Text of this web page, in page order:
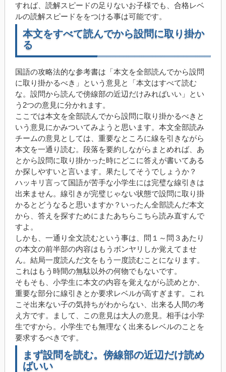
すれば、読解スピードの足りないお子様でも、合格レベ
ルの読解スピードををつける事は可能です。
本文をすべて読んでから設問に取り掛か
る
国語の攻略法的な参考書は「本文を全部読んでから設問
に取り掛かるべき」という意見と「本文はすべて読む
な。設問から読んで傍線部の近辺だけみればいい」とい
う2つの意見に分かれます。
ここでは本文を全部読んでから設問に取り掛かるべきと
いう意見にかみついてみようと思います。本文全部読み
チームの意見としては、重要なところに線を引きながら
本文を一通り読む。段落を要約しながらまとめれば、あ
とから設問に取り掛かった時にどこに答えが書いてある
か探しやすいと言います。果たしてそうでしょうか？
ハッキリ言って国語が苦手な小学生には完璧な線引きは
出来ません。線引きが完璧じゃない状態で設問に取り掛
かるとどうなると思いますか？いったん全部読んだ本文
から、答えを探すためにまたあちらこちら読み直すんで
すよ。
しかも、一通り全文読むという事は、問１～問３あたり
の本文の前半部の内容はもうボンヤリしか覚えてませ
ん。結局一度読んだ文をもう一度読むことになります。
これはもう時間の無駄以外の何物でもないです。
そもそも、小学生に本文の内容を覚えながら読めとか、
重要な部分に線引きとか要求レベルが高すぎます。これ
こそ出来ない子の気持ちがわからない、出来る人間の考
え方です。まして、この意見は大人の意見。相手は小学
生ですから。小学生でも無理なく出来るレベルのことを
要求するべきです。
まず設問を読む。傍線部の近辺だけ読め
ばいい